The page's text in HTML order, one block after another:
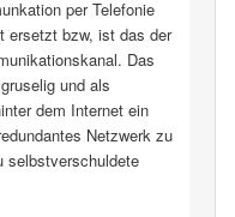
per Telefonie
ersetzt bzw, ist das der
Das
und als
dem Internet ein
Netzwerk zu
selbstverschuldete